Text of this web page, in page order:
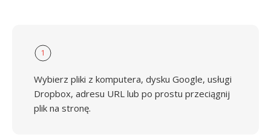
1
Wybierz pliki z komputera, dysku Google, usługi
Dropbox, adresu URL lub po prostu przeciągnij
plik na stronę.